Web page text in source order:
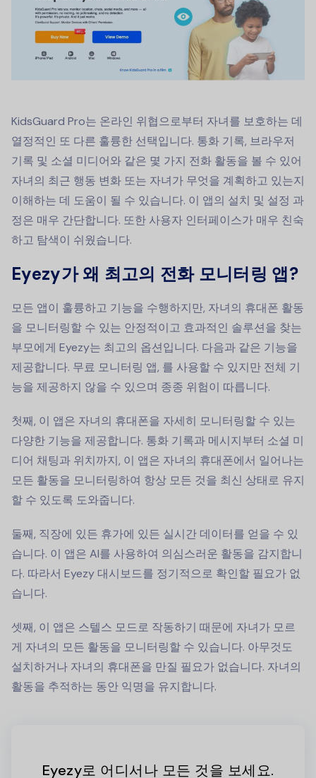
KidsGuard Pro는 온라인 위협으로부터 자녀를 보호하는 데
열정적인 또 다른 훌륭한 선택입니다. 통화 기록, 브라우저
기록 및 소셜 미디어와 같은 몇 가지 전화 활동을 볼 수 있어
자녀의 최근 행동 변화 또는 자녀가 무엇을 계획하고 있는지
이해하는 데 도움이 될 수 있습니다. 이 앱의 설치 및 설정 과
정은 매우 간단합니다. 또한 사용자 인터페이스가 매우 친숙
하고 탐색이 쉬웠습니다.
Eyezy가 왜 최고의 전화 모니터링 앱?
모든 앱이 훌륭하고 기능을 수행하지만, 자녀의 휴대폰 활동
을 모니터링할 수 있는 안정적이고 효과적인 솔루션을 찾는
부모에게 Eyezy는 최고의 옵션입니다. 다음과 같은 기능을
제공합니다. 무료 모니터링 앱, 를 사용할 수 있지만 전체 기
능을 제공하지 않을 수 있으며 종종 위험이 따릅니다.
첫째, 이 앱은 자녀의 휴대폰을 자세히 모니터링할 수 있는
다양한 기능을 제공합니다. 통화 기록과 메시지부터 소셜 미
디어 채팅과 위치까지, 이 앱은 자녀의 휴대폰에서 일어나는
모든 활동을 모니터링하여 항상 모든 것을 최신 상태로 유지
할 수 있도록 도와줍니다.
둘째, 직장에 있든 휴가에 있든 실시간 데이터를 얻을 수 있
습니다. 이 앱은 AI를 사용하여 의심스러운 활동을 감지합니
다. 따라서 Eyezy 대시보드를 정기적으로 확인할 필요가 없
습니다.
셋째, 이 앱은 스텔스 모드로 작동하기 때문에 자녀가 모르
게 자녀의 모든 활동을 모니터링할 수 있습니다. 아무것도
설치하거나 자녀의 휴대폰을 만질 필요가 없습니다. 자녀의
활동을 추적하는 동안 익명을 유지합니다.
Eyezy로 어디서나 모든 것을 보세요.